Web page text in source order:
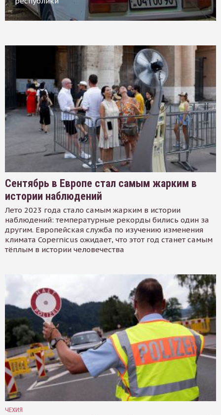
Сентябрь в Европе стал самым жарким в
истории наблюдений
Лето 2023 года стало самым жарким в истории
наблюдений: температурные рекорды бились один за
другим. Европейская служба по изучению изменения
климата Copernicus ожидает, что этот год станет самым
тёплым в истории человечества
ЧЕХИЯ